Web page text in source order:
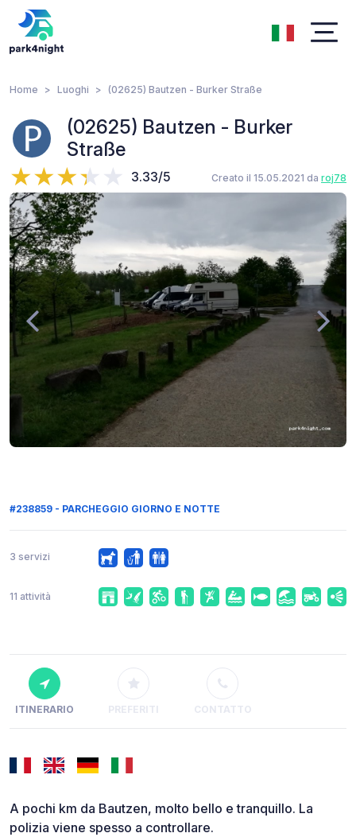
Home Luoghi (02625) Bautzen - Burker Straße
(02625) Bautzen - Burker
Straße
3.33/5 Creato il 15.05.2021 da roj78
#238859 - PARCHEGGIO GIORNO E NOTTE
3 servizi
11 attività
ITINERARIO PREFERITI CONTATTO
A pochi km da Bautzen, molto bello e tranquillo. La
polizia viene spesso a controllare.